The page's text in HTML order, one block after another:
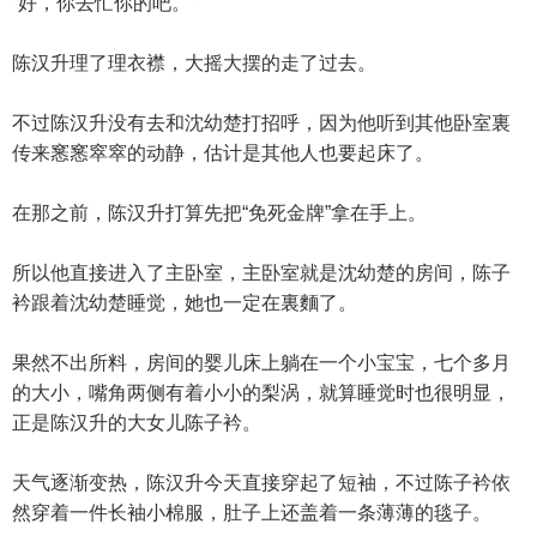
陈汉升理了理衣襟，大摇大摆的走了过去。
不过陈汉升没有去和沈幼楚打招呼，因为他听到其他卧室裏
传来窸窸窣窣的动静，估计是其他人也要起床了。
在那之前，陈汉升打算先把“免死金牌”拿在手上。
所以他直接进入了主卧室，主卧室就是沈幼楚的房间，陈子
衿跟着沈幼楚睡觉，她也一定在裏麵了。
果然不出所料，房间的婴儿床上躺在一个小宝宝，七个多月
的大小，嘴角两侧有着小小的梨涡，就算睡觉时也很明显，
正是陈汉升的大女儿陈子衿。
天气逐渐变热，陈汉升今天直接穿起了短袖，不过陈子衿依
然穿着一件长袖小棉服，肚子上还盖着一条薄薄的毯子。